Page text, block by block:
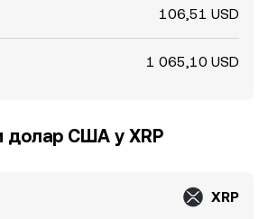
106,51 USD
1 065,10 USD
долар США у XRP
XRP